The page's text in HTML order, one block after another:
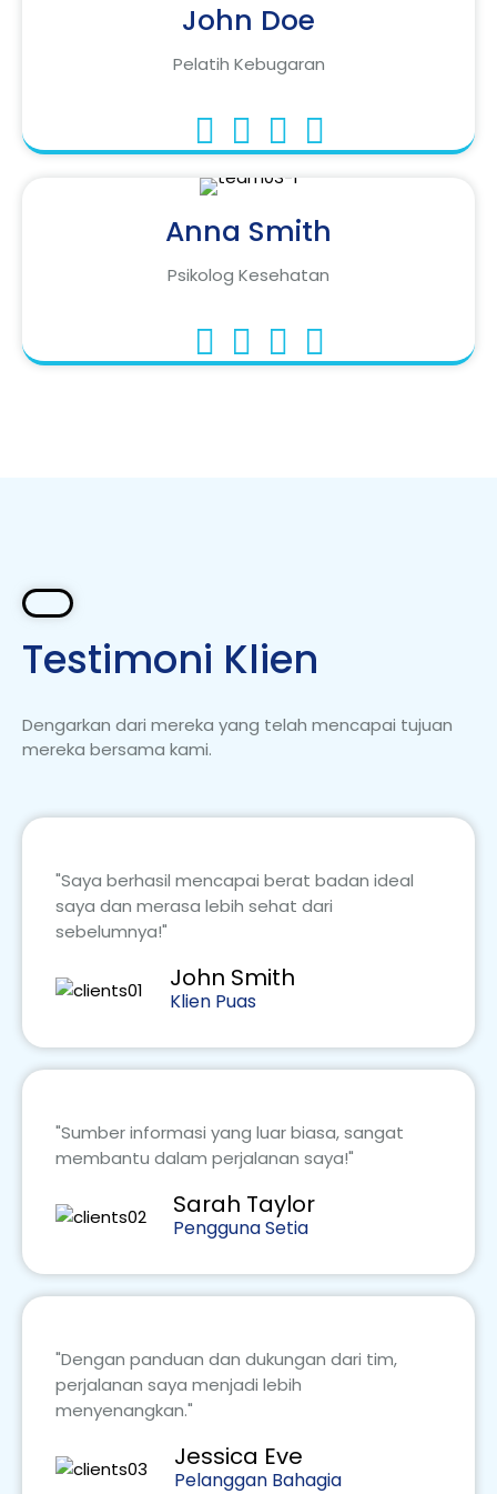
John Doe
Pelatih Kebugaran
Anna Smith
Psikolog Kesehatan
Testimoni Klien
Dengarkan dari mereka yang telah mencapai tujuan
mereka bersama kami.
"Saya berhasil mencapai berat badan ideal
saya dan merasa lebih sehat dari
sebelumnya!"
John Smith
Klien Puas
"Sumber informasi yang luar biasa, sangat
membantu dalam perjalanan saya!"
Sarah Taylor
Pengguna Setia
"Dengan panduan dan dukungan dari tim,
perjalanan saya menjadi lebih
menyenangkan."
Jessica Eve
Pelanggan Bahagia